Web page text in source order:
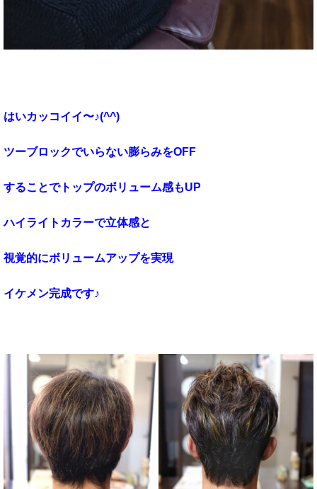
はいカッコイイ〜♪(^^)
ツーブロックでいらない膨らみをOFF
することでトップのボリューム感もUP
ハイライトカラーで立体感と
視覚的にボリュームアップを実現
イケメン完成です♪